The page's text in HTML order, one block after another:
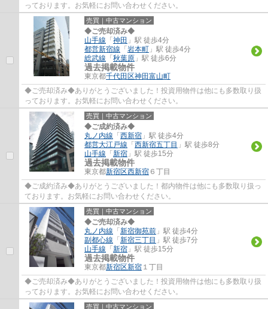
っております。お気軽にお問い合わせください。
売買｜中古マンション
◆ご売却済み◆
山手線 「神田 」駅 徒歩4分
都営新宿線 「岩本町 」駅 徒歩4分
総武線 「秋葉原 」駅 徒歩6分
過去掲載物件
東京都千代田区神田富山町
◆ご売却済み◆ありがとうございました！投資用物件は他にも多数取り扱
っております。お気軽にお問い合わせください。
売買｜中古マンション
◆ご成約済み◆
丸ノ内線 「西新宿 」駅 徒歩4分
都営大江戸線 「西新宿五丁目 」駅 徒歩8分
山手線 「新宿 」駅 徒歩15分
過去掲載物件
東京都新宿区西新宿 ６丁目
◆ご成約済み◆ありがとうございました！都内物件は他にも多数取り扱っ
ております。お気軽にお問い合わせください。
売買｜中古マンション
◆ご売却済み◆
丸ノ内線 「新宿御苑前 」駅 徒歩4分
副都心線 「新宿三丁目 」駅 徒歩7分
山手線 「新宿 」駅 徒歩15分
過去掲載物件
東京都新宿区新宿 １丁目
◆ご売却済み◆ありがとうございました！投資用物件は他にも多数取り扱
っております。お気軽にお問い合わせください。
売買｜中古マンション